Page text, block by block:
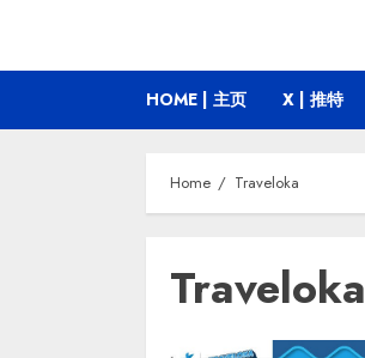
HOME | 主页 X | 推特
Home Traveloka
Traveloka